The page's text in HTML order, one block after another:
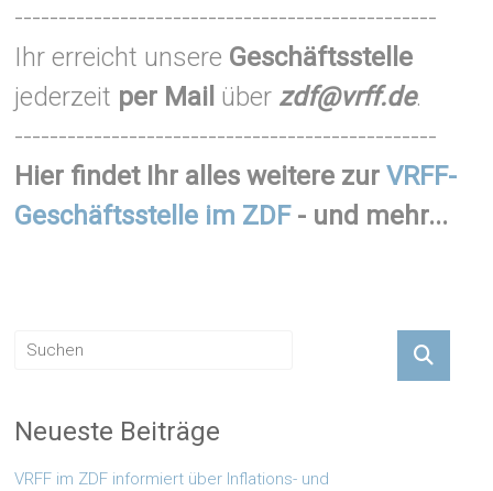
------------------------------------------------
Ihr erreicht unsere Geschäftsstelle
jederzeit per Mail über zdf@vrff.de.
------------------------------------------------
Hier findet Ihr alles weitere zurVRFF-
Geschäftsstelle im ZDF- und mehr...
Neueste Beiträge
VRFF im ZDF informiert über Inflations- und